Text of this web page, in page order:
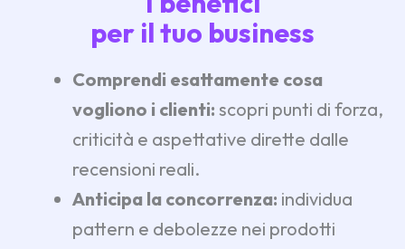
per il tuo business
Comprendi esattamente cosa
vogliono i clienti: scopri punti di forza,
criticità e aspettative dirette dalle
recensioni reali.
Anticipa la concorrenza: individua
pattern e debolezze nei prodotti